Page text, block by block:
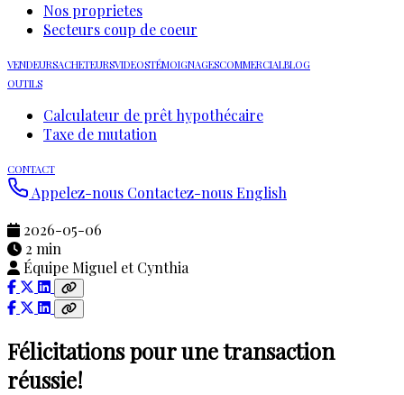
Nos proprietes
Secteurs coup de coeur
VENDEURSACHETEURSVIDEOSTÉMOIGNAGESCOMMERCIALBLOG
OUTILS
Calculateur de prêt hypothécaire
Taxe de mutation
CONTACT
Appelez-nous Contactez-nousEnglish
2026-05-06
2 min
Équipe Miguel et Cynthia
Félicitations pour une transaction
réussie!